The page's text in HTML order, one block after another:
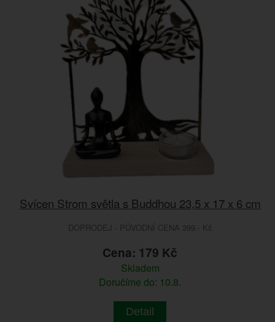
Svícen Strom světla s Buddhou 23,5 x 17 x 6 cm
DOPRODEJ - PŮVODNÍ CENA 399.- Kč
Cena: 179 Kč
Skladem
Doručíme do: 10.8.
Detail